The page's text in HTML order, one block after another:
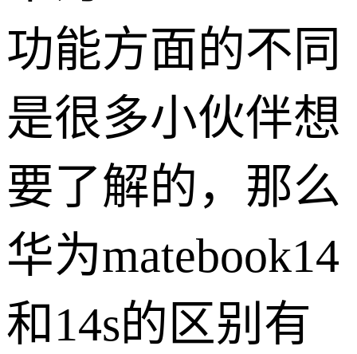
功能方面的不同
是很多小伙伴想
要了解的，那么
华为matebook14
和14s的区别有